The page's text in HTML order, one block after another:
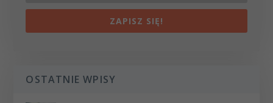
ZAPISZ SIĘ!
OSTATNIE WPISY